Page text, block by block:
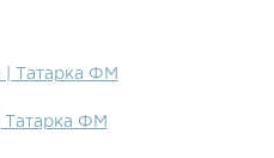
| Татарка ФМ
Татарка ФМ